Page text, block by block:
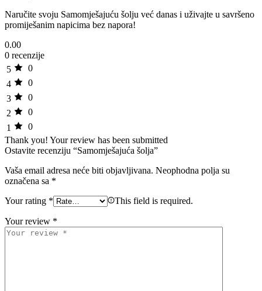
Naručite svoju Samomješajuću šolju već danas i uživajte u savršeno
promiješanim napicima bez napora!
0.00
0 recenzije
5
0
4
0
3
0
2
0
1
0
Thank you! Your review has been submitted
Ostavite recenziju “Samomješajuća šolja”
Vaša email adresa neće biti objavljivana. Neophodna polja su
označena sa *
Your rating * This field is required.
Your review *